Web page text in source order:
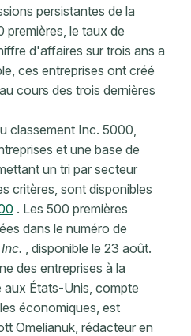
persistantes de la
premières, le taux de
d'affaires sur trois ans a
ces entreprises ont créé
cours des trois dernières
classement Inc. 5000,
et une base de
un tri par secteur
critères, sont disponibles
. Les 500 premières
dans le numéro de
Inc. , disponible le 23 août.
des entreprises à la
aux États-Unis, compte
économiques, est
Omelianuk, rédacteur en